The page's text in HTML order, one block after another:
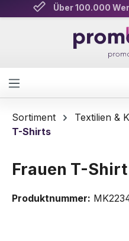
Zum Hauptinhalt springen
Über 100.000
Persönliche
Sortiment Textilien &
T-Shirts
Frauen T-
Produktnummer: